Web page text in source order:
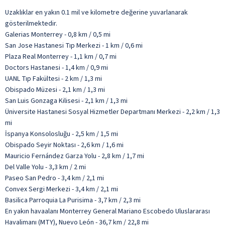
Uzaklıklar en yakın 0.1 mil ve kilometre değerine yuvarlanarak
gösterilmektedir.
Galerias Monterrey - 0,8 km / 0,5 mi
San Jose Hastanesi Tıp Merkezi - 1 km / 0,6 mi
Plaza Real Monterrey - 1,1 km / 0,7 mi
Doctors Hastanesi - 1,4 km / 0,9 mi
UANL Tıp Fakültesi - 2 km / 1,3 mi
Obispado Müzesi - 2,1 km / 1,3 mi
San Luis Gonzaga Kilisesi - 2,1 km / 1,3 mi
Üniversite Hastanesi Sosyal Hizmetler Departmanı Merkezi - 2,2 km / 1,3
mi
İspanya Konsolosluğu - 2,5 km / 1,5 mi
Obispado Seyir Noktası - 2,6 km / 1,6 mi
Mauricio Fernández Garza Yolu - 2,8 km / 1,7 mi
Del Valle Yolu - 3,3 km / 2 mi
Paseo San Pedro - 3,4 km / 2,1 mi
Convex Sergi Merkezi - 3,4 km / 2,1 mi
Basilica Parroquia La Purisima - 3,7 km / 2,3 mi
En yakın havaalanı Monterrey General Mariano Escobedo Uluslararası
Havalimanı (MTY), Nuevo León - 36,7 km / 22,8 mi